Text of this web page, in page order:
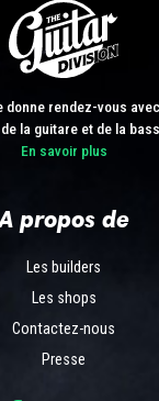
donne rendez-vous
la guitare et de la
En savoir plus
propos de
Les builders
Les shops
Contactez-nous
Presse